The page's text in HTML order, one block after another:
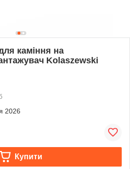
каміння на
Kolaszewski
2026
Купити